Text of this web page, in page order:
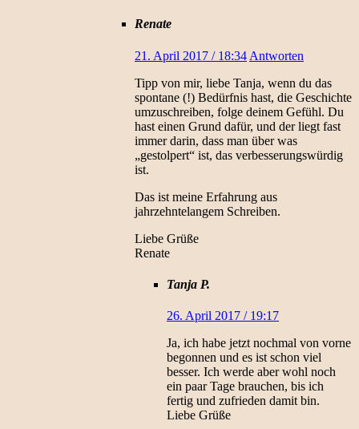
Renate
21. April 2017 / 18:34 Antworten
Tipp von mir, liebe Tanja, wenn du das
spontane (!) Bedürfnis hast, die Geschichte
umzuschreiben, folge deinem Gefühl. Du
hast einen Grund dafür, und der liegt fast
immer darin, dass man über was
„gestolpert“ ist, das verbesserungswürdig
ist.
Das ist meine Erfahrung aus
jahrzehntelangem Schreiben.
Liebe Grüße
Renate
Tanja P.
26. April 2017 / 19:17
Ja, ich habe jetzt nochmal von vorne
begonnen und es ist schon viel
besser. Ich werde aber wohl noch
ein paar Tage brauchen, bis ich
fertig und zufrieden damit bin.
Liebe Grüße